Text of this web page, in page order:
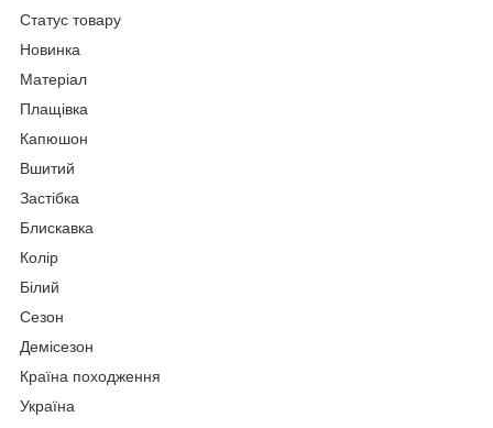
Статус товару
Новинка
Матеріал
Плащівка
Капюшон
Вшитий
Застібка
Блискавка
Колір
Білий
Сезон
Демісезон
Країна походження
Україна